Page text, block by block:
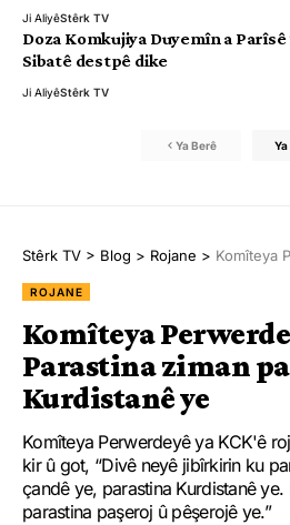
Ji AliyêStêrk TV
Doza Komkujiya Duyemîn a Parîsê
Sibatê destpê dike
Ji AliyêStêrk TV
Ya Berê
Stêrk TV > Blog > Rojane > Komîteya
ROJANE
Komîteya
Parastina ziman
Kurdistanê ye
Komîteya Perwerdeyê ya KCK'ê
kir û got, “Divê neyê jibîrkirin ku
çandê ye, parastina Kurdistanê ye.
parastina paşeroj û pêşerojê ye.”